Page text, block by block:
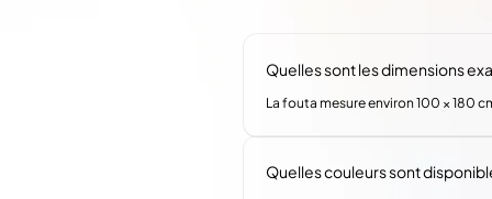
Quelles sont les dimensions
La fouta mesure environ 100 × 180
Quelles couleurs sont